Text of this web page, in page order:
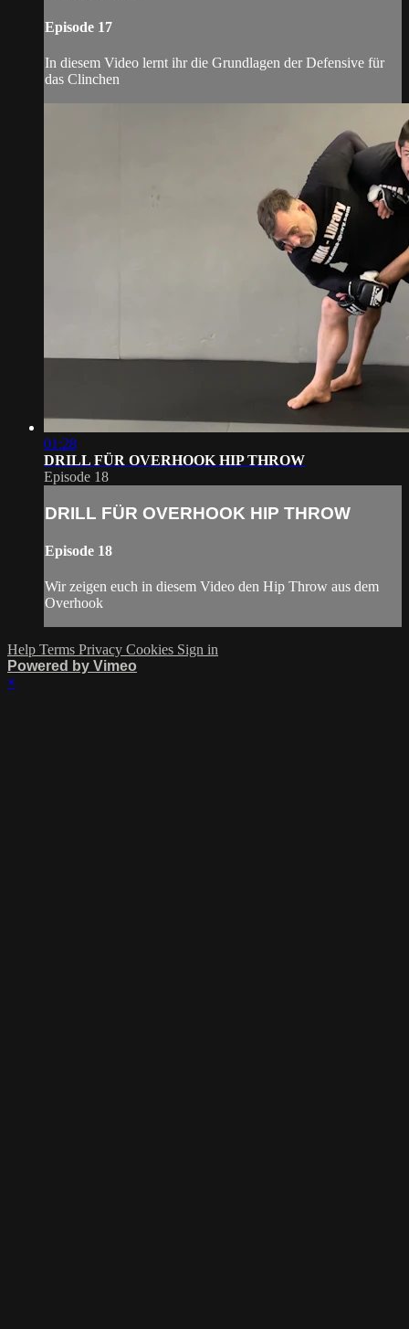
Episode 17
In diesem Video lernt ihr die Grundlagen der Defensive für
das Clinchen
01:28
DRILL FÜR OVERHOOK HIP THROW
Episode 18
DRILL FÜR OVERHOOK HIP THROW
Episode 18
Wir zeigen euch in diesem Video den Hip Throw aus dem
Overhook
Help Terms Privacy Cookies Sign in
Powered by Vimeo
×